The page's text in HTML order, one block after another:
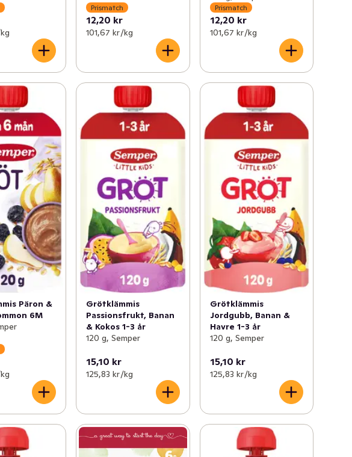
Prismatch
12,20 kr
101,67 kr /kg
Prismatch
12,20 kr
101,67 kr /kg
Päron &
6M
Grötklämmis
Passionsfrukt, Banan
& Kokos 1-3 år
120 g, Semper
15,10 kr
125,83 kr /kg
Grötklämmis
Jordgubb, Banan &
Havre 1-3 år
120 g, Semper
15,10 kr
125,83 kr /kg